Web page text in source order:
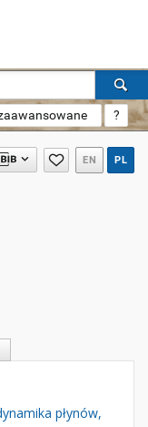
?
EN PL
płynów,